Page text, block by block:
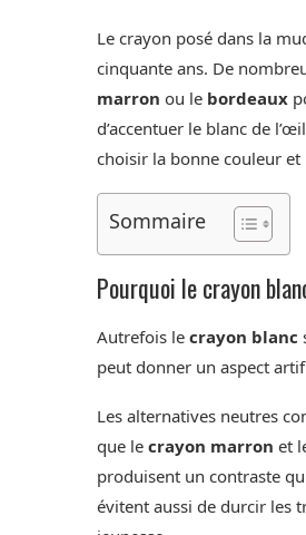
Le crayon posé dans la
cinquante ans. De
marron ou le bordeaux
d’accentuer le blanc de
choisir la bonne couleur
Sommaire
Pourquoi le crayon
Autrefois le crayon blanc
peut donner un aspect
Les alternatives neutres
que le crayon marron et
produisent un contraste
évitent aussi de durcir les